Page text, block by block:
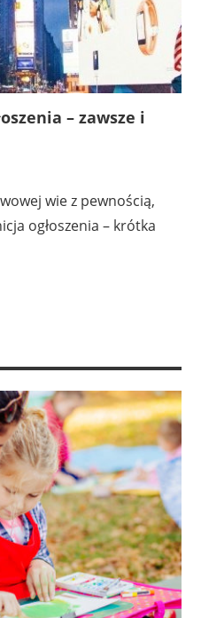
– zawsze i
wie z pewnością,
ogłoszenia – krótka